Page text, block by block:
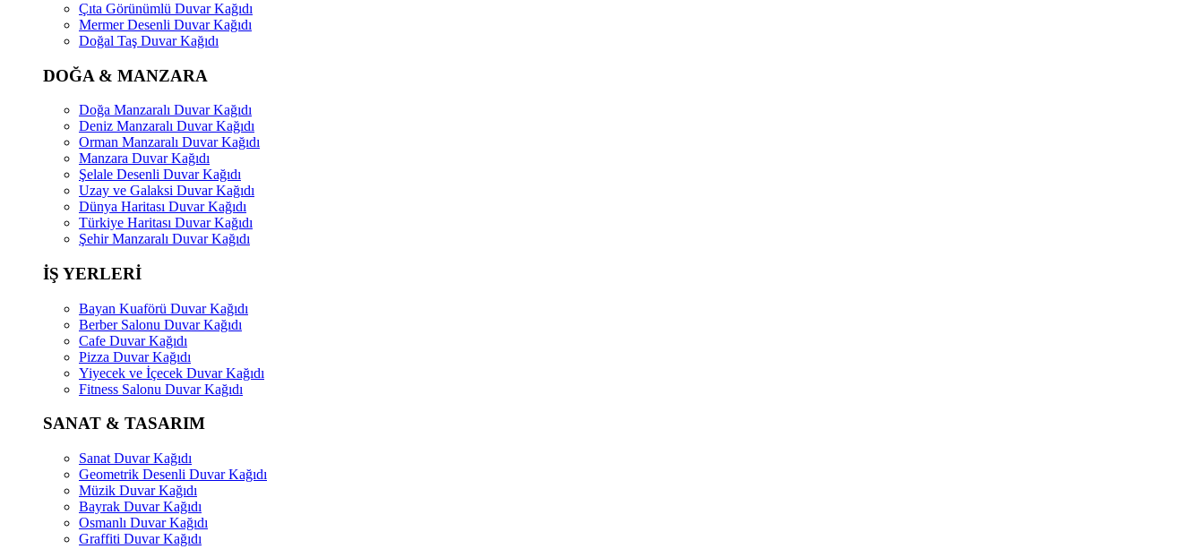
Çıta Görünümlü Duvar Kağıdı
Mermer Desenli Duvar Kağıdı
Doğal Taş Duvar Kağıdı
DOĞA & MANZARA
Doğa Manzaralı Duvar Kağıdı
Deniz Manzaralı Duvar Kağıdı
Orman Manzaralı Duvar Kağıdı
Manzara Duvar Kağıdı
Şelale Desenli Duvar Kağıdı
Uzay ve Galaksi Duvar Kağıdı
Dünya Haritası Duvar Kağıdı
Türkiye Haritası Duvar Kağıdı
Şehir Manzaralı Duvar Kağıdı
İŞ YERLERİ
Bayan Kuaförü Duvar Kağıdı
Berber Salonu Duvar Kağıdı
Cafe Duvar Kağıdı
Pizza Duvar Kağıdı
Yiyecek ve İçecek Duvar Kağıdı
Fitness Salonu Duvar Kağıdı
SANAT & TASARIM
Sanat Duvar Kağıdı
Geometrik Desenli Duvar Kağıdı
Müzik Duvar Kağıdı
Bayrak Duvar Kağıdı
Osmanlı Duvar Kağıdı
Graffiti Duvar Kağıdı